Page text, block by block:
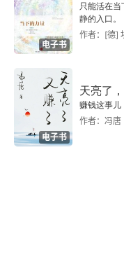
保护失效
新生儿筛查有风险
新生儿筛查的诞生
早生的热情
清洁工掌控耐药菌
电子书
只能活在
静的入口。
作者：[德]
电子书
天亮了
赚钱这事儿
作者：冯唐